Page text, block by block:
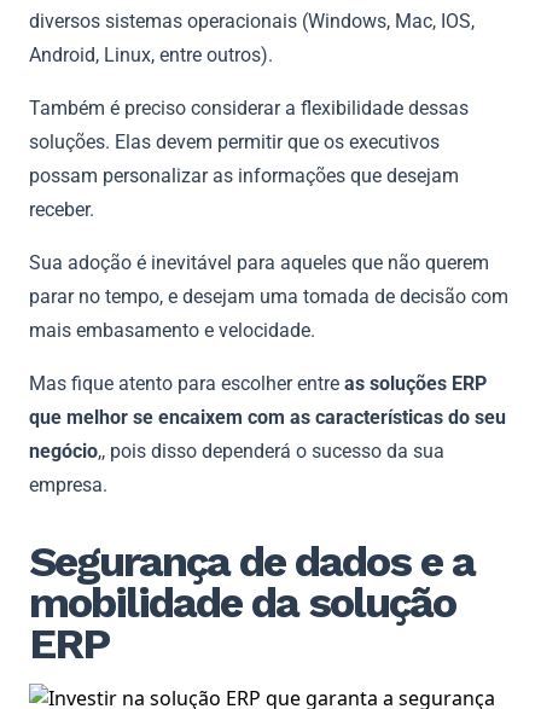
diversos sistemas operacionais (Windows, Mac, IOS,
Android, Linux, entre outros).
Também é preciso considerar a flexibilidade dessas
soluções. Elas devem permitir que os executivos
possam personalizar as informações que desejam
receber.
Sua adoção é inevitável para aqueles que não querem
parar no tempo, e desejam uma tomada de decisão com
mais embasamento e velocidade.
Mas fique atento para escolher entre as soluções ERP
que melhor se encaixem com as características do seu
negócio,, pois disso dependerá o sucesso da sua
empresa.
Segurança de dados e a
mobilidade da solução
ERP